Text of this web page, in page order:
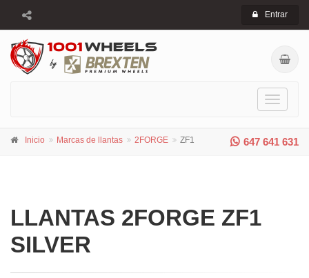
Entrar
Toggle
647 641 631
Inicio Marcas de llantas 2FORGE ZF1
LLANTAS 2FORGE ZF1
SILVER